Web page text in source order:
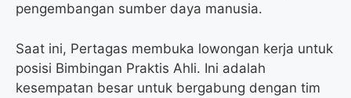
pengembangan sumber daya manusia.
Saat ini, Pertagas membuka lowongan kerja untuk
posisi Bimbingan Praktis Ahli. Ini adalah
kesempatan besar untuk bergabung dengan tim